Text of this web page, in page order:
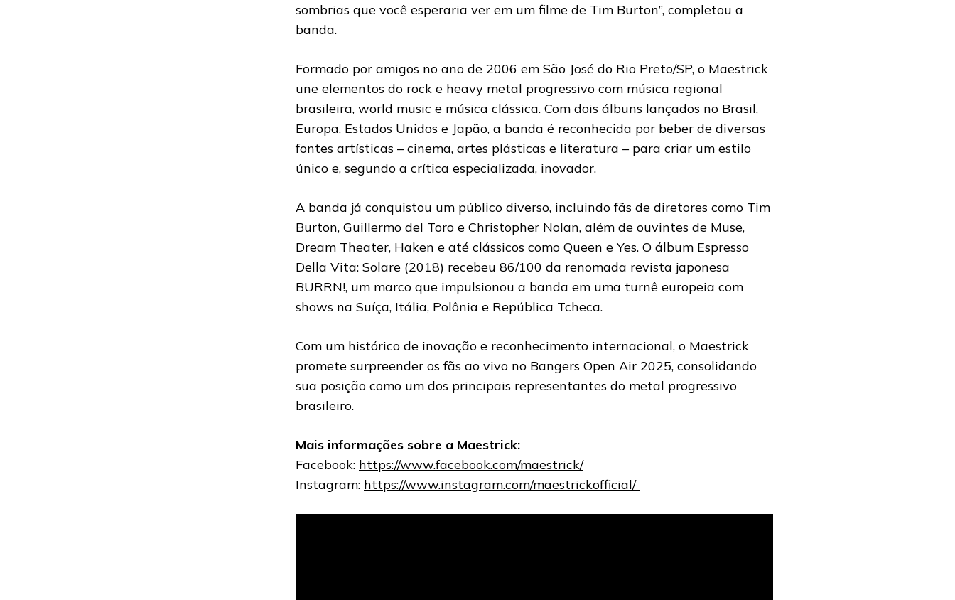
sombrias que você esperaria ver em um filme de Tim Burton”, completou a
banda.
Formado por amigos no ano de 2006 em São José do Rio Preto/SP, o Maestrick
une elementos do rock e heavy metal progressivo com música regional
brasileira, world music e música clássica. Com dois álbuns lançados no Brasil,
Europa, Estados Unidos e Japão, a banda é reconhecida por beber de diversas
fontes artísticas – cinema, artes plásticas e literatura – para criar um estilo
único e, segundo a crítica especializada, inovador.
A banda já conquistou um público diverso, incluindo fãs de diretores como Tim
Burton, Guillermo del Toro e Christopher Nolan, além de ouvintes de Muse,
Dream Theater, Haken e até clássicos como Queen e Yes. O álbum Espresso
Della Vita: Solare (2018) recebeu 86/100 da renomada revista japonesa
BURRN!, um marco que impulsionou a banda em uma turnê europeia com
shows na Suíça, Itália, Polônia e República Tcheca.
Com um histórico de inovação e reconhecimento internacional, o Maestrick
promete surpreender os fãs ao vivo no Bangers Open Air 2025, consolidando
sua posição como um dos principais representantes do metal progressivo
brasileiro.
Mais informações sobre a Maestrick:
Facebook: https://www.facebook.com/maestrick/
Instagram: https://www.instagram.com/maestrickofficial/